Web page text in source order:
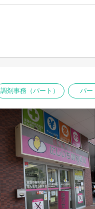
調剤事務（パート） パー